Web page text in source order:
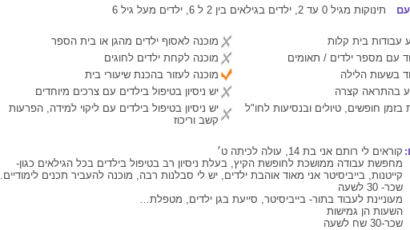
תינוקות מגיל 0 עד 2, ילדים בגילאים בין 2 ל 6, ילדים מעל גיל 6
עבודות בית קלות
עם מספר ילדים / תאומים
בשעות הלילה
בהתראה קצרה
בזמן חופשים, טיולים ובנסיעות לחו"ל
מוכנה לאסוף ילדים מהגן או בית הספר
מוכנה לקחת ילדים לחוגים
מוכנה לעזור בהכנת שיעורי בית
יש ניסיון בטיפול בילדים עם צרכים מיוחדים
יש ניסיון בטיפול בילדים עם ליקוי למידה, הפרעות
קשב וריכוז
קוראים לי רותם אני בת 14, עולה לכיתה ט׳
מחפשת עבודה ממושכת לחופשת הקיץ, בעלת ניסיון רב בטיפול בילדים בכל הגילאים כגון-
קייטנות, בייביסיטר אני מאוד אוהבת ילדים, יש לי סבלנות רבה, מוכנה להעביר תכנים לימודיים.
שכר- 30 לשעה
מעוניינת לעבוד בתור- בייביסיטר, סייעת בגן ילדים, מטפלת…
השעות הן גמישות
שכר-30 שח לשעה